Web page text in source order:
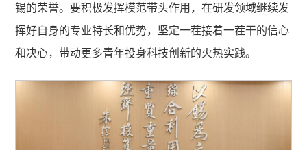
锡的荣誉。要积极发挥模范带头作用，在研发领域继续发
挥好自身的专业特长和优势，坚定一茬接着一茬干的信心
和决心，带动更多青年投身科技创新的火热实践。